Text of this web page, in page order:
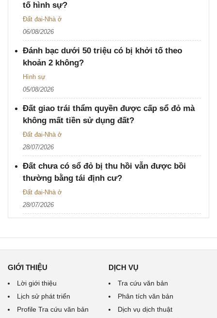
tố hình sự?
Đất đai-Nhà ở
06/08/2026
Đánh bạc dưới 50 triệu có bị khởi tố theo
khoản 2 không?
Hình sự
05/08/2026
Đất giao trái thẩm quyền được cấp sổ đỏ mà
không mất tiền sử dụng đất?
Đất đai-Nhà ở
28/07/2026
Đất chưa có sổ đỏ bị thu hồi vẫn được bồi
thường bằng tái định cư?
Đất đai-Nhà ở
28/07/2026
GIỚI THIỆU
Lời giới thiệu
Lịch sử phát triển
Profile Tra cứu văn bản
DỊCH VỤ
Tra cứu văn bản
Phân tích văn bản
Dịch vụ dịch thuật